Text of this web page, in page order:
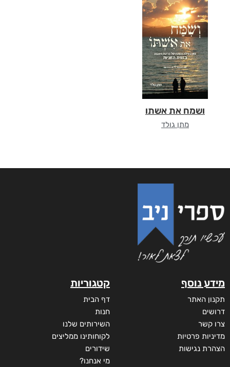
ושמח את אשתו
מתן גולד
מידע נוסף
תקנון האתר
דרושים
צרו קשר
מדיניות פרטיות
הצהרת נגישות
קטגוריות
דף הבית
חנות
השירותים שלנו
לקוחותינו ממליצים
שידורים
מי אנחנו?